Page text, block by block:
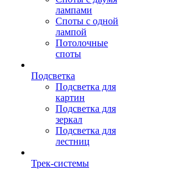
лампами
Споты с одной
лампой
Потолочные
споты
Подсветка
Подсветка для
картин
Подсветка для
зеркал
Подсветка для
лестниц
Трек-системы